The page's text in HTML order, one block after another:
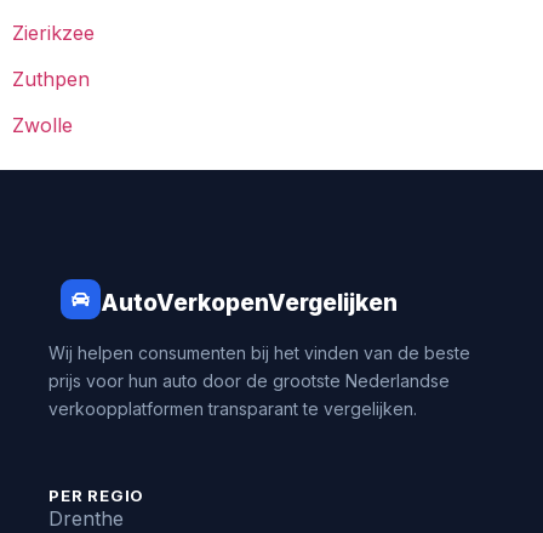
Zierikzee
Zuthpen
Zwolle
AutoVerkopenVergelijken
Wij helpen consumenten bij het vinden van de beste
prijs voor hun auto door de grootste Nederlandse
verkoopplatformen transparant te vergelijken.
PER REGIO
Drenthe